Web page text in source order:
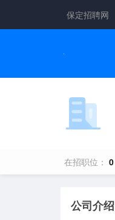
保定招聘网
在招职位： 0
公司介绍